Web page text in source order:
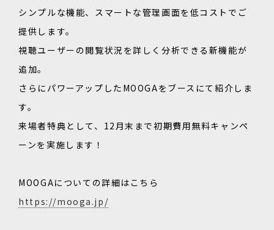
シンプルな機能、スマートな管理画面を低コストでご
提供します。
視聴ユーザーの閲覧状況を詳しく分析できる新機能が
追加。
さらにパワーアップしたMOOGAをブースにて紹介しま
す。
来場者特典として、12月末まで初期費用無料キャンペ
ーンを実施します！
MOOGAについての詳細はこちら
https://mooga.jp/